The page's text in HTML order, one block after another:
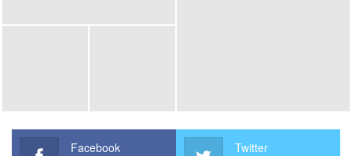
วันข้างหน้า”
Facebook Twitter